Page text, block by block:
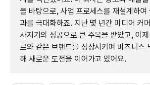
을 바탕으로, 사업 프로세스를 재설계하여
과를 극대화하죠. 지난 몇 년간 미디어 커
사지기의 성공으로 큰 주목을 받았고, 이
르와 같은 브랜드를 성장시키며 비즈니스
해 새로운 도전을 이어가고 있어요.